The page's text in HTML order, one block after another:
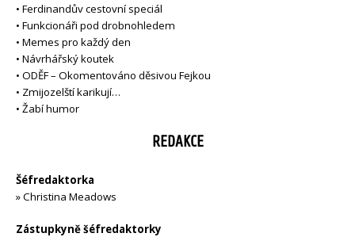
• Ferdinandův cestovní speciál
• Funkcionáři pod drobnohledem
• Memes pro každý den
• Návrhářský koutek
• ODĚF – Okomentováno děsivou Fejkou
• Zmijozelští karikují…
• Žabí humor
REDAKCE
Šéfredaktorka
»Christina Meadows
Zástupkyně šéfredaktorky